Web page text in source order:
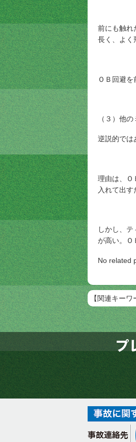
前にも触れ
長く、よく
ＯＢ回避を
（３）他
逆説的では
理由は、Ｏ
入れて出
しかし、
が高い。Ｏ
No related
【関連キーワ